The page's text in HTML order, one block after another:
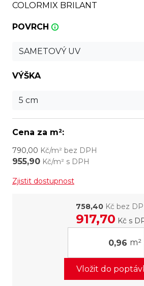
COLORMIX BRILANT
POVRCH
SAMETOVÝ UV
VÝŠKA
5 cm
Cena za m²:
790,00 Kč/m² bez DPH
955,90 Kč/m² s DPH
Zjistit dostupnost
758,40 Kč bez
917,70 Kč s
m²
Vložit do